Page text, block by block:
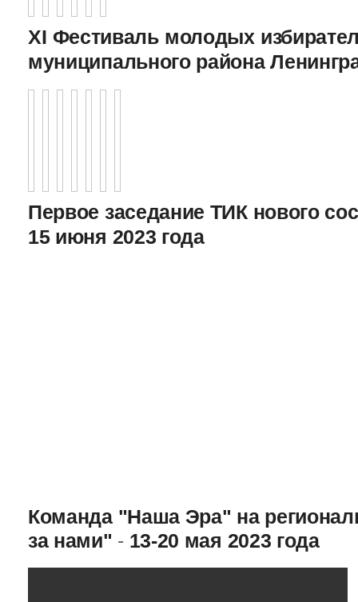
XI Фестиваль молодых
муниципального района
Первое заседание ТИК нового
15 июня 2023 года
Команда "Наша Эра" на
за нами" - 13-20 мая 2023 года